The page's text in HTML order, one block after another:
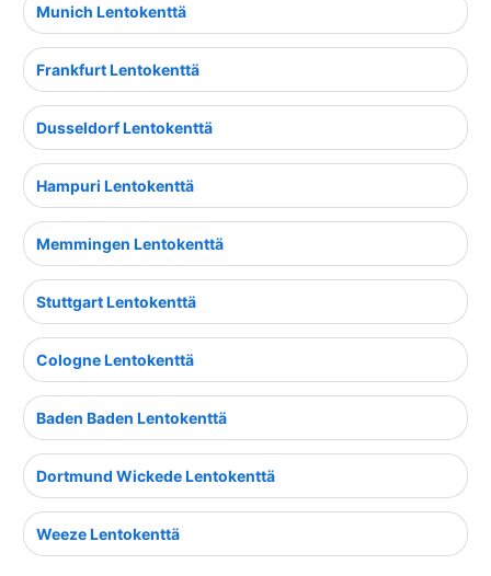
Munich Lentokenttä
Frankfurt Lentokenttä
Dusseldorf Lentokenttä
Hampuri Lentokenttä
Memmingen Lentokenttä
Stuttgart Lentokenttä
Cologne Lentokenttä
Baden Baden Lentokenttä
Dortmund Wickede Lentokenttä
Weeze Lentokenttä